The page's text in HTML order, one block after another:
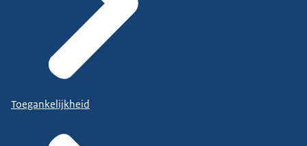
Toegankelijkheid